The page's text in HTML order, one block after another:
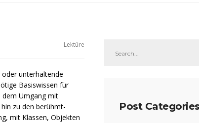
Lektüre
unterhaltende
Basiswissen für
dem Umgang mit
zu den berühmt-
mit Klassen, Objekten
Post Categories